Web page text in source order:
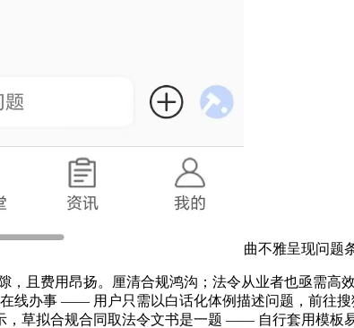
曲不雅呈现问题
且费用昂扬。厘清合规鸿沟；法令从业者也亟需高
线办事 —— 用户只需以白话化体例描述问题，前往
，草拟合规合同取法令文书是一题 —— 自行套用模板